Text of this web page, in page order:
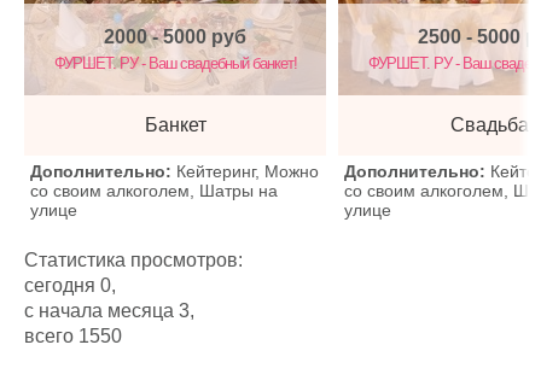
Банкет
2000 - 5000 руб
ФУРШЕТ. РУ - Ваш свадебный банкет!
Дополнительно: Кейтеринг, Можно
со своим алкоголем, Шатры на
улице
Свадьба
2500 - 5000
ФУРШЕТ. РУ - Ваш
Дополнительно:
со своим алкоголем,
улице
Статистика просмотров:
сегодня 0,
с начала месяца 3,
всего 1550